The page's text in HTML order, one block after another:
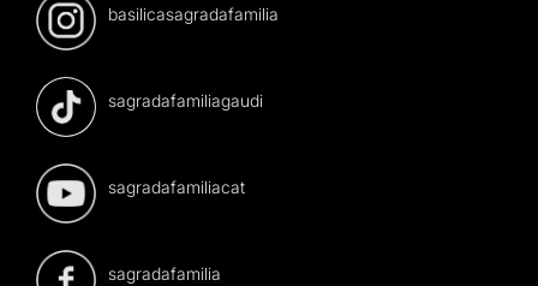
basilicasagradafamilia
sagradafamiliagaudi
sagradafamiliacat
sagradafamilia